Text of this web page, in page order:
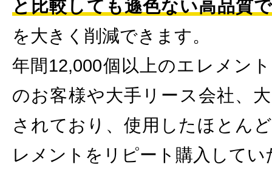
と比較しても遜色ない高品質
を大きく削減できます。
年間12,000個以上のエレメン
のお客様や大手リース会社、
されており、使用したほとん
レメントをリピート購入して